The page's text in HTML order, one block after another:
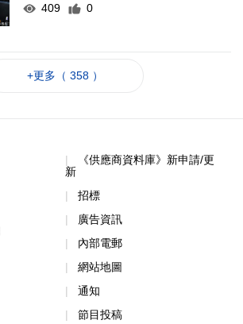
409
0
+更多（ 358 ）
《供應商資料庫》新申請/更
新
招標
廣告資訊
內部電郵
網站地圖
通知
節目投稿